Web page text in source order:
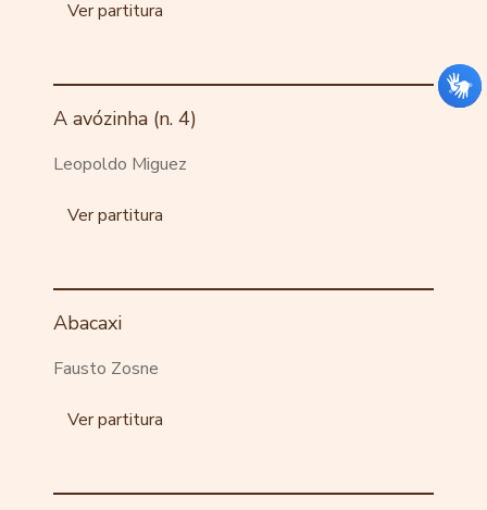
Ver partitura
A avózinha (n. 4)
Leopoldo Miguez
Ver partitura
Abacaxi
Fausto Zosne
Ver partitura